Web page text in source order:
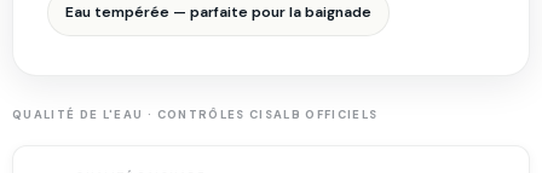
Eau tempérée — parfaite pour la baignade
QUALITÉ DE L'EAU · CONTRÔLES CISALB OFFICIELS